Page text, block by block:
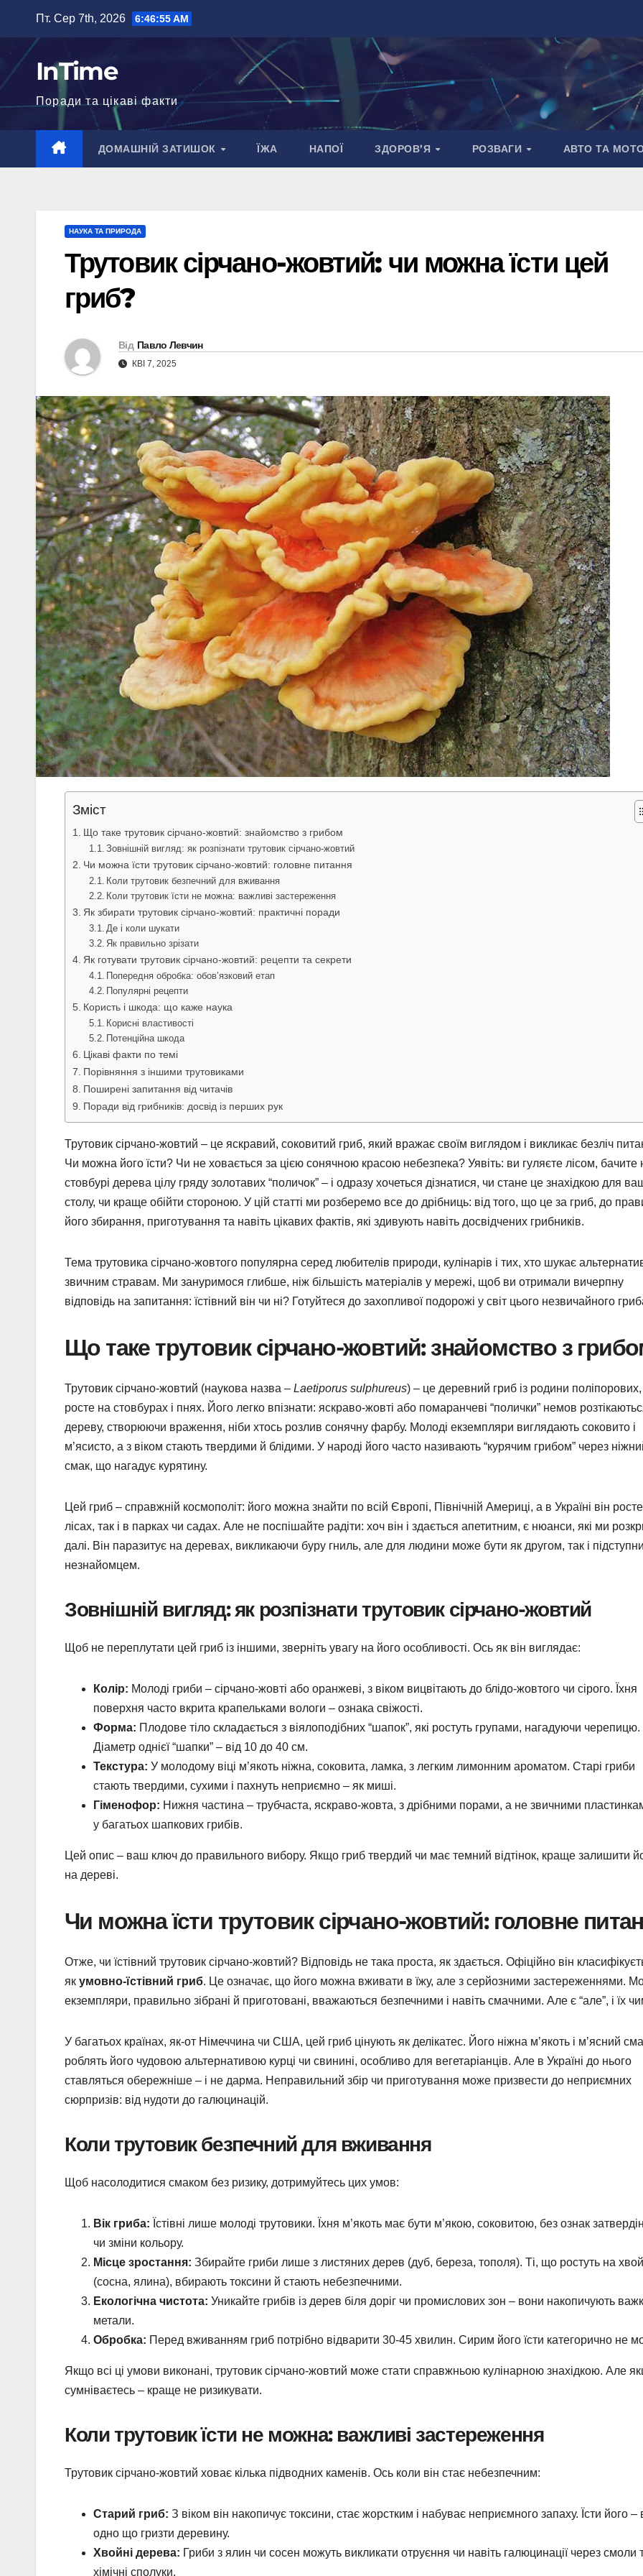
вмісту
Пт. Сер 7th, 2026 6:46:57 AM
InTime
Поради та цікаві факти
ДОМАШНІЙ ЗАТИШОК ЇЖА НАПОЇ ЗДОРОВ’Я РОЗВАГИ АВТО ТА
НАУКА ТА ПРИРОДА
Трутовик сірчано-жовтий: чи можна їсти цей
гриб?
Від Павло Левчин
КВІ 7, 2025
Зміст
Що таке трутовик сірчано-жовтий: знайомство з грибом
Зовнішній вигляд: як розпізнати трутовик сірчано-жовтий
Чи можна їсти трутовик сірчано-жовтий: головне питання
Коли трутовик безпечний для вживання
Коли трутовик їсти не можна: важливі застереження
Як збирати трутовик сірчано-жовтий: практичні поради
Де і коли шукати
Як правильно зрізати
Як готувати трутовик сірчано-жовтий: рецепти та секрети
Попередня обробка: обов’язковий етап
Популярні рецепти
Користь і шкода: що каже наука
Корисні властивості
Потенційна шкода
Цікаві факти по темі
Порівняння з іншими трутовиками
Поширені запитання від читачів
Поради від грибників: досвід із перших рук
Трутовик сірчано-жовтий – це яскравий, соковитий гриб, який вражає своїм виглядом і викликає безліч
Чи можна його їсти? Чи не ховається за цією сонячною красою небезпека? Уявіть: ви гуляєте лісом, бачите
стовбурі дерева цілу гряду золотавих “поличок” – і одразу хочеться дізнатися, чи стане це знахідкою для
столу, чи краще обійти стороною. У цій статті ми розберемо все до дрібниць: від того, що це за гриб, до
його збирання, приготування та навіть цікавих фактів, які здивують навіть досвідчених грибників.
Тема трутовика сірчано-жовтого популярна серед любителів природи, кулінарів і тих, хто шукає
звичним стравам. Ми зануримося глибше, ніж більшість матеріалів у мережі, щоб ви отримали вичерпну
відповідь на запитання: їстівний він чи ні? Готуйтеся до захопливої подорожі у світ цього незвичайного
Що таке трутовик сірчано-жовтий: знайомство з
Трутовик сірчано-жовтий (наукова назва – Laetiporus sulphureus) – це деревний гриб із родини
росте на стовбурах і пнях. Його легко впізнати: яскраво-жовті або помаранчеві “полички” немов
дереву, створюючи враження, ніби хтось розлив сонячну фарбу. Молоді екземпляри виглядають соковито і
м’ясисто, а з віком стають твердими й блідими. У народі його часто називають “курячим грибом” через
смак, що нагадує курятину.
Цей гриб – справжній космополіт: його можна знайти по всій Європі, Північній Америці, а в Україні він
лісах, так і в парках чи садах. Але не поспішайте радіти: хоч він і здається апетитним, є нюанси, які ми
далі. Він паразитує на деревах, викликаючи буру гниль, але для людини може бути як другом, так і
незнайомцем.
Зовнішній вигляд: як розпізнати трутовик сірчано-жовтий
Щоб не переплутати цей гриб із іншими, зверніть увагу на його особливості. Ось як він виглядає:
Колір: Молоді гриби – сірчано-жовті або оранжеві, з віком вицвітають до блідо-жовтого чи сірого. Їхня
поверхня часто вкрита крапельками вологи – ознака свіжості.
Форма: Плодове тіло складається з віялоподібних “шапок”, які ростуть групами, нагадуючи черепицю.
Діаметр однієї “шапки” – від 10 до 40 см.
Текстура: У молодому віці м’якоть ніжна, соковита, ламка, з легким лимонним ароматом. Старі гриби
стають твердими, сухими і пахнуть неприємно – як миші.
Гіменофор: Нижня частина – трубчаста, яскраво-жовта, з дрібними порами, а не звичними
у багатьох шапкових грибів.
Цей опис – ваш ключ до правильного вибору. Якщо гриб твердий чи має темний відтінок, краще залишити
на дереві.
Чи можна їсти трутовик сірчано-жовтий: головне
Отже, чи їстівний трутовик сірчано-жовтий? Відповідь не така проста, як здається. Офіційно він
як умовно-їстівний гриб. Це означає, що його можна вживати в їжу, але з серйозними застереженнями.
екземпляри, правильно зібрані й приготовані, вважаються безпечними і навіть смачними. Але є “але”, і їх
У багатьох країнах, як-от Німеччина чи США, цей гриб цінують як делікатес. Його ніжна м’якоть і м’ясний
роблять його чудовою альтернативою курці чи свинині, особливо для вегетаріанців. Але в Україні до нього
ставляться обережніше – і не дарма. Неправильний збір чи приготування може призвести до неприємних
сюрпризів: від нудоти до галюцинацій.
Коли трутовик безпечний для вживання
Щоб насолодитися смаком без ризику, дотримуйтесь цих умов:
Вік гриба: Їстівні лише молоді трутовики. Їхня м’якоть має бути м’якою, соковитою, без ознак
чи зміни кольору.
Місце зростання: Збирайте гриби лише з листяних дерев (дуб, береза, тополя). Ті, що ростуть на
(сосна, ялина), вбирають токсини й стають небезпечними.
Екологічна чистота: Уникайте грибів із дерев біля доріг чи промислових зон – вони накопичують
метали.
Обробка: Перед вживанням гриб потрібно відварити 30-45 хвилин. Сирим його їсти категорично не
Якщо всі ці умови виконані, трутовик сірчано-жовтий може стати справжньою кулінарною знахідкою. Але
сумніваєтесь – краще не ризикувати.
Коли трутовик їсти не можна: важливі застереження
Трутовик сірчано-жовтий ховає кілька підводних каменів. Ось коли він стає небезпечним:
Старий гриб: З віком він накопичує токсини, стає жорстким і набуває неприємного запаху. Їсти його –
одно що гризти деревину.
Хвойні дерева: Гриби з ялин чи сосен можуть викликати отруєння чи навіть галюцинації через смоли
хімічні сполуки.